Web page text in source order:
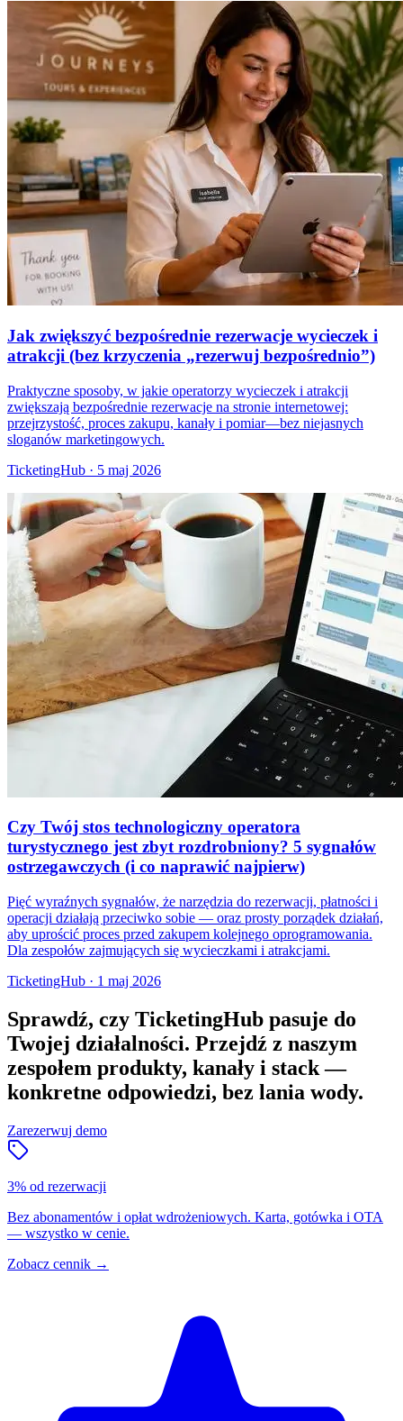
Jak zwiększyć bezpośrednie rezerwacje wycieczek i
atrakcji (bez krzyczenia „rezerwuj bezpośrednio”)
Praktyczne sposoby, w jakie operatorzy wycieczek i atrakcji
zwiększają bezpośrednie rezerwacje na stronie internetowej:
przejrzystość, proces zakupu, kanały i pomiar—bez niejasnych
sloganów marketingowych.
TicketingHub · 5 maj 2026
Czy Twój stos technologiczny operatora
turystycznego jest zbyt rozdrobniony? 5 sygnałów
ostrzegawczych (i co naprawić najpierw)
Pięć wyraźnych sygnałów, że narzędzia do rezerwacji, płatności i
operacji działają przeciwko sobie — oraz prosty porządek działań,
aby uprościć proces przed zakupem kolejnego oprogramowania.
Dla zespołów zajmujących się wycieczkami i atrakcjami.
TicketingHub · 1 maj 2026
Sprawdź, czy TicketingHub pasuje do
Twojej działalności. Przejdź z naszym
zespołem produkty, kanały i stack —
konkretne odpowiedzi, bez lania wody.
Zarezerwuj demo
3% od rezerwacji
Bez abonamentów i opłat wdrożeniowych. Karta, gotówka i OTA
— wszystko w cenie.
Zobacz cennik →